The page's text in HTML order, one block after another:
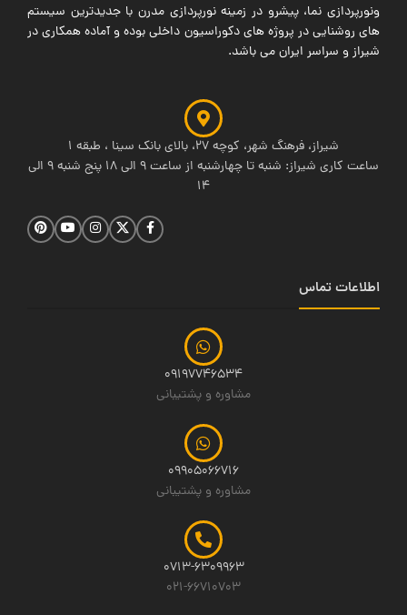
ونورپردازی نما، پیشرو در زمینه نورپردازی مدرن با جدیدترین سیستم
های روشنایی در پروژه های دکوراسیون داخلی بوده و آماده همکاری در
شیراز و سراسر ایران می باشد.
شیراز، فرهنگ شهر، کوچه 27، بالای بانک سینا ، طبقه 1
ساعت کاری شیراز: شنبه تا چهارشنبه از ساعت 9 الی 18 پنج شنبه 9 الی
14
اطلاعات تماس
09197746534
مشاوره و پشتیبانی
09905066716
مشاوره و پشتیبانی
0713-6309963
021-66710703